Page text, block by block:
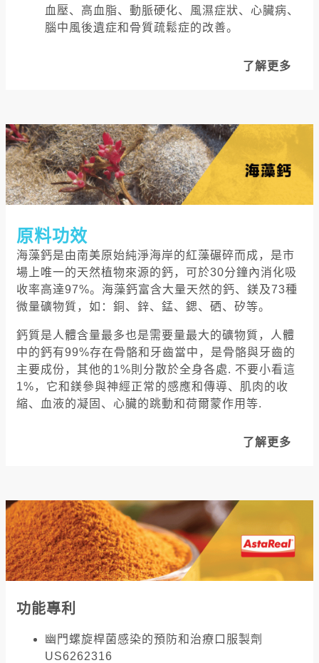
血壓、高血脂、動脈硬化、風濕症狀、心臟病、
腦中風後遺症和骨質疏鬆症的改善。
了解更多
原料功效
海藻鈣是由南美原始純淨海岸的紅藻碾碎而成，是市
場上唯一的天然植物來源的鈣，可於30分鐘內消化吸
收率高達97%。海藻鈣富含大量天然的鈣、鎂及73種
微量礦物質，如：銅、鋅、錳、鍶、硒、矽等。
鈣質是人體含量最多也是需要量最大的礦物質，人體
中的鈣有99%存在骨骼和牙齒當中，是骨骼與牙齒的
主要成份，其他的1%則分散於全身各處. 不要小看這
1%，它和鎂參與神經正常的感應和傳導、肌肉的收
縮、血液的凝固、心臟的跳動和荷爾蒙作用等.
了解更多
功能專利
幽門螺旋桿菌感染的預防和治療口服製劑
US6262316